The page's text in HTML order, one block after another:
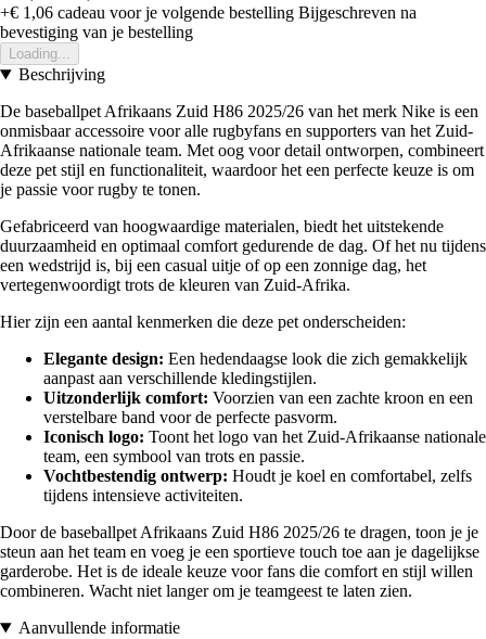
+€ 1,06 cadeau voor je volgende bestelling Bijgeschreven na
bevestiging van je bestelling
Loading...
Beschrijving
De baseballpet Afrikaans Zuid H86 2025/26 van het merk Nike is een
onmisbaar accessoire voor alle rugbyfans en supporters van het Zuid-
Afrikaanse nationale team. Met oog voor detail ontworpen, combineert
deze pet stijl en functionaliteit, waardoor het een perfecte keuze is om
je passie voor rugby te tonen.
Gefabriceerd van hoogwaardige materialen, biedt het uitstekende
duurzaamheid en optimaal comfort gedurende de dag. Of het nu tijdens
een wedstrijd is, bij een casual uitje of op een zonnige dag, het
vertegenwoordigt trots de kleuren van Zuid-Afrika.
Hier zijn een aantal kenmerken die deze pet onderscheiden:
Elegante design: Een hedendaagse look die zich gemakkelijk
aanpast aan verschillende kledingstijlen.
Uitzonderlijk comfort: Voorzien van een zachte kroon en een
verstelbare band voor de perfecte pasvorm.
Iconisch logo: Toont het logo van het Zuid-Afrikaanse nationale
team, een symbool van trots en passie.
Vochtbestendig ontwerp: Houdt je koel en comfortabel, zelfs
tijdens intensieve activiteiten.
Door de baseballpet Afrikaans Zuid H86 2025/26 te dragen, toon je je
steun aan het team en voeg je een sportieve touch toe aan je dagelijkse
garderobe. Het is de ideale keuze voor fans die comfort en stijl willen
combineren. Wacht niet langer om je teamgeest te laten zien.
Aanvullende informatie